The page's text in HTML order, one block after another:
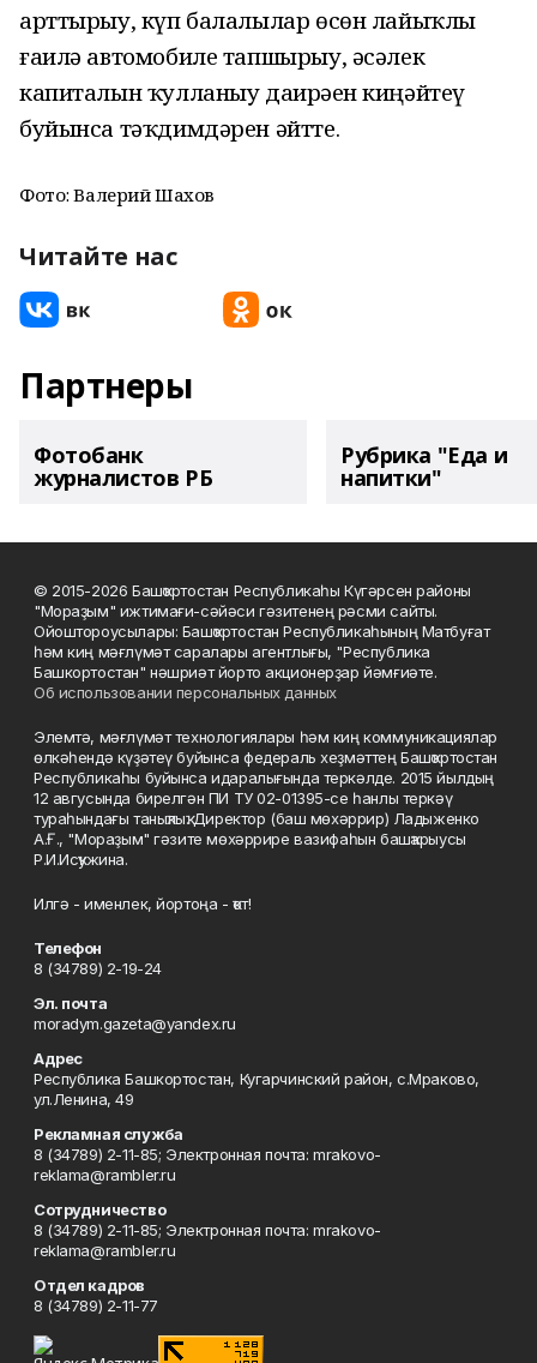
арттырыу, күп балалылар өсөн лайыҡлы
ғаилә автомобиле тапшырыу, әсәлек
капиталын ҡулланыу даирәһен киңәйтеү
буйынса тәҡдимдәрен әйтте.
Фото: Валерий Шахов
Читайте нас
Партнеры
Фотобанк
журналистов РБ
Рубрика "Еда и
напитки"
© 2015-2026 Башҡортостан Республикаһы Күгәрсен районы
"Мораҙым" ижтимағи-сәйәси гәзитенең рәсми сайты.
Ойоштороусылары: Башҡортостан Республикаһының Матбуғат
һәм киң мәғлүмәт саралары агентлығы, "Республика
Башкортостан" нәшриәт йорто акционерҙар йәмғиәте.
Об использовании персональных данных
Элемтә, мәғлүмәт технологиялары һәм киң коммуникациялар
өлкәһендә күҙәтеү буйынса федераль хеҙмәттең Башҡортостан
Республикаһы буйынса идаралығында теркәлде. 2015 йылдың
12 авгусында бирелгән ПИ ТУ 02-01395-се һанлы теркәү
тураһындағы таныҡлыҡ. Директор (баш мөхәррир) Ладыженко
А.Ғ., "Мораҙым" гәзите мөхәррире вазифаһын башҡарыусы
Р.И.Исҡужина.
Илгә - именлек, йортоңа - ҡот!
Телефон
8 (34789) 2-19-24
Эл. почта
moradym.gazeta@yandex.ru
Адрес
Республика Башкортостан, Кугарчинский район, с.Мраково,
ул.Ленина, 49
Рекламная служба
8 (34789) 2-11-85; Электронная почта: mrakovo-
reklama@rambler.ru
Сотрудничество
8 (34789) 2-11-85; Электронная почта: mrakovo-
reklama@rambler.ru
Отдел кадров
8 (34789) 2-11-77